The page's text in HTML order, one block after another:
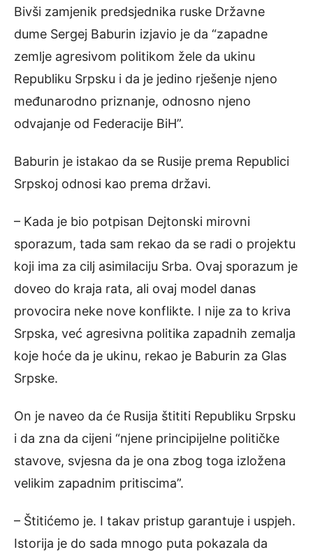
Bivši zamjenik predsjednika ruske Državne
dume Sergej Baburin izjavio je da “zapadne
zemlje agresivom politikom žele da ukinu
Republiku Srpsku i da je jedino rješenje njeno
međunarodno priznanje, odnosno njeno
odvajanje od Federacije BiH”.
Baburin je istakao da se Rusije prema Republici
Srpskoj odnosi kao prema državi.
– Kada je bio potpisan Dejtonski mirovni
sporazum, tada sam rekao da se radi o projektu
koji ima za cilj asimilaciju Srba. Ovaj sporazum je
doveo do kraja rata, ali ovaj model danas
provocira neke nove konflikte. I nije za to kriva
Srpska, već agresivna politika zapadnih zemalja
koje hoće da je ukinu, rekao je Baburin za Glas
Srpske.
On je naveo da će Rusija štititi Republiku Srpsku
i da zna da cijeni “njene principijelne političke
stavove, svjesna da je ona zbog toga izložena
velikim zapadnim pritiscima”.
– Štitićemo je. I takav pristup garantuje i uspjeh.
Istorija je do sada mnogo puta pokazala da